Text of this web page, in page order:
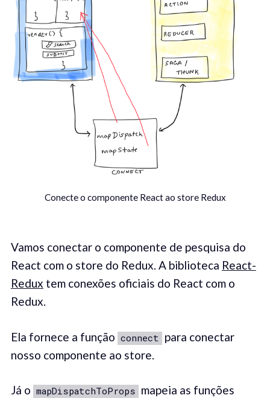
Conecte o componente React ao store Redux
Vamos conectar o componente de pesquisa do
React com o store do Redux. A biblioteca React-
Redux tem conexões oficiais do React com o
Redux.
Ela fornece a função connect para conectar
nosso componente ao store.
Já o mapDispatchToProps mapeia as funções